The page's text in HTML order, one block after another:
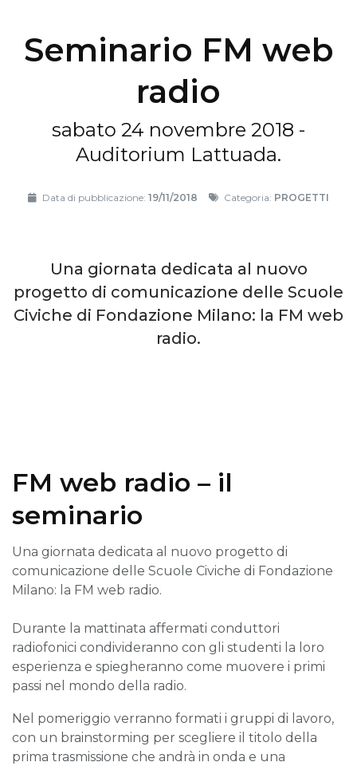
Seminario FM web
radio
sabato 24 novembre 2018 -
Auditorium Lattuada.
Data di pubblicazione:19/11/2018 Categoria: PROGETTI
Una giornata dedicata al nuovo
progetto di comunicazione delle Scuole
Civiche di Fondazione Milano: la FM web
radio.
FM web radio – il
seminario
Una giornata dedicata al nuovo progetto di
comunicazione delle Scuole Civiche di Fondazione
Milano: la FM web radio.
Durante la mattinata affermati conduttori
radiofonici condivideranno con gli studenti la loro
esperienza e spiegheranno come muovere i primi
passi nel mondo della radio.
Nel pomeriggio verranno formati i gruppi di lavoro,
con un brainstorming per scegliere il titolo della
prima trasmissione che andrà in onda e una